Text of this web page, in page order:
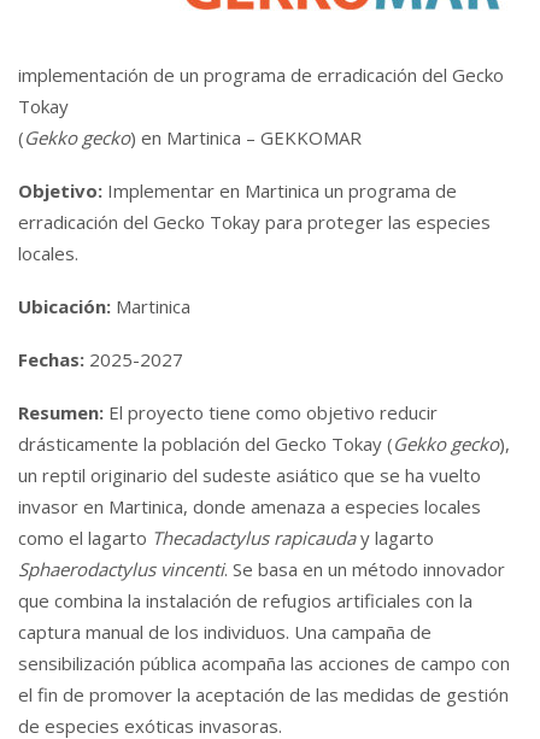
implementación de un programa de erradicación del Gecko
Tokay
(Gekko gecko) en Martinica – GEKKOMAR
Objetivo: Implementar en Martinica un programa de
erradicación del Gecko Tokay para proteger las especies
locales.
Ubicación: Martinica
Fechas: 2025-2027
Resumen: El proyecto tiene como objetivo reducir
drásticamente la población del Gecko Tokay (Gekko gecko),
un reptil originario del sudeste asiático que se ha vuelto
invasor en Martinica, donde amenaza a especies locales
como el lagarto Thecadactylus rapicauday lagarto
Sphaerodactylus vincenti. Se basa en un método innovador
que combina la instalación de refugios artificiales con la
captura manual de los individuos. Una campaña de
sensibilización pública acompaña las acciones de campo con
el fin de promover la aceptación de las medidas de gestión
de especies exóticas invasoras.